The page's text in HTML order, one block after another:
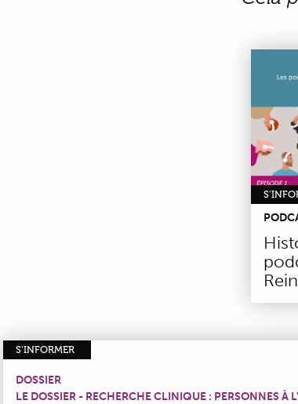
Rein
S'INFORMER
DOSSIER
LE DOSSIER - RECHERCHE CLINIQUE : PERSONNES À